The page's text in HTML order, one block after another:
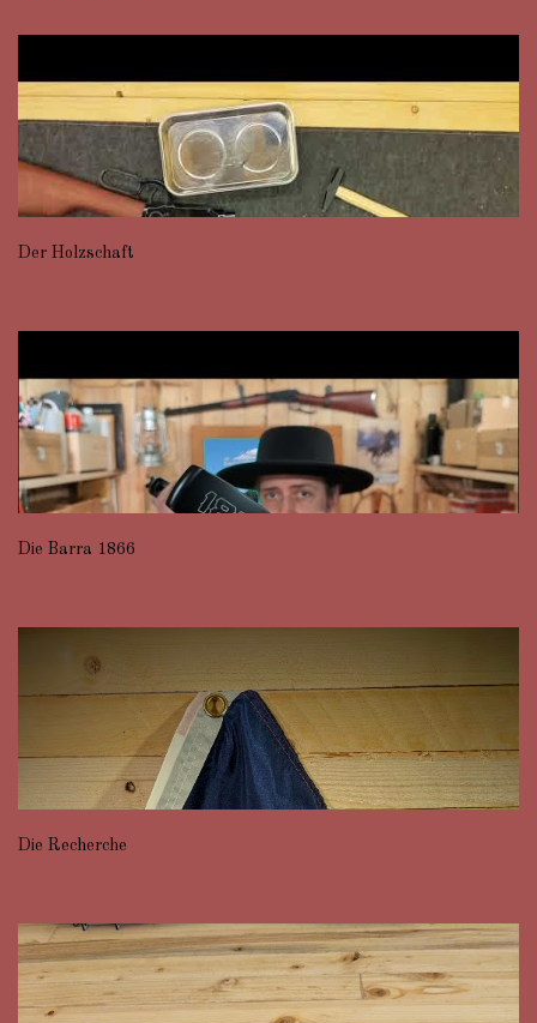
Der Holzschaft
Die Barra 1866
Die Recherche